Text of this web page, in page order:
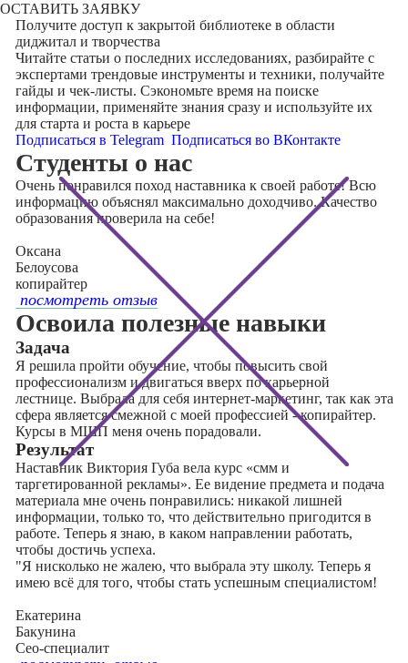
ОСТАВИТЬ ЗАЯВКУ
Получите доступ к закрытой библиотекев области
диджитал и творчества
Читайте статьи о последних исследованиях, разбирайте с
экспертами трендовые инструменты и техники, получайте
гайды и чек-листы. Сэкономьте время на поиске
информации, применяйте знания сразу и используйте их
для старта и роста в карьере
Подписаться в Telegram Подписаться во ВКонтакте
Cтуденты о нас
Очень понравился поход наставника к своей работе! Всю
информацию объяснял максимально доходчиво. Качество
образования проверила на себе!
Оксана
Белоусова
копирайтер
посмотреть отзыв
Освоила полезные навыки
Задача
Я решила пройти обучение, чтобы повысить свой
профессионализм и двигаться вверх по карьерной
лестнице. Выбрала для себя интернет-маркетинг, так как эта
сфера является смежной с моей профессией - копирайтер.
Курсы в МШП меня очень порадовали.
Результат
Наставник Виктория Губа вела курс «смм и
таргетированной рекламы». Ее видение предмета и подача
материала мне очень понравились: никакой лишней
информации, только то, что действительно пригодится в
работе. Теперь я знаю, в каком направлении работать,
чтобы достичь успеха.
"Я нисколько не жалею, что выбрала эту школу. Теперь я
имею всё для того, чтобы стать успешным специалистом!
Екатерина
Бакунина
Сео-специалит